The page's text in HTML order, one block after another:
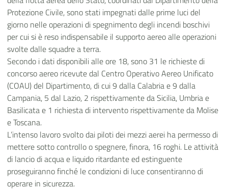
Protezione Civile, sono stati impegnati dalle prime luci del
giorno nelle operazioni di spegnimento degli incendi boschivi
per cui si è reso indispensabile il supporto aereo alle operazioni
svolte dalle squadre a terra.
Secondo i dati disponibili alle ore 18, sono 31 le richieste di
concorso aereo ricevute dal Centro Operativo Aereo Unificato
(COAU) del Dipartimento, di cui 9 dalla Calabria e 9 dalla
Campania, 5 dal Lazio, 2 rispettivamente da Sicilia, Umbria e
Basilicata e 1 richiesta di intervento rispettivamente da Molise
e Toscana.
L’intenso lavoro svolto dai piloti dei mezzi aerei ha permesso di
mettere sotto controllo o spegnere, finora, 16 roghi. Le attività
di lancio di acqua e liquido ritardante ed estinguente
proseguiranno finché le condizioni di luce consentiranno di
operare in sicurezza.